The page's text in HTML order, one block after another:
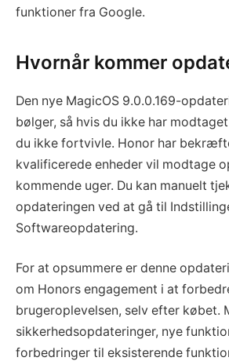
funktioner fra Google.
Hvornår kommer
Den nye MagicOS 9.0.0.169-
bølger, så hvis du ikke har
du ikke fortvivle. Honor har
kvalificerede enheder vil modtage
kommende uger. Du kan manuelt
opdateringen ved at gå til
Softwareopdatering.
For at opsummere er denne
om Honors engagement i at
brugeroplevelsen, selv efter købet.
sikkerhedsopdateringer, nye
forbedringer til eksisterende